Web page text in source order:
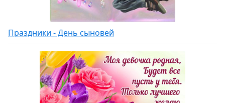
Праздники - День сыновей